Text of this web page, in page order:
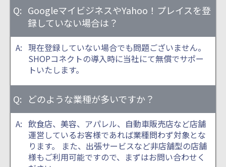
GoogleマイビジネスやYahoo！プレイスを登
録していない場合は？
現在登録していない場合でも問題ございません。
SHOPコネクトの導入時に当社にて無償でサポー
トいたします。
どのような業種が多いですか？
飲食店、美容、アパレル、自動車販売店など店舗
運営しているお客様であれば業種問わず対象とな
ります。 また、出張サービスなど非店舗型の店舗
様もご利用可能ですので、まずはお問い合わせく